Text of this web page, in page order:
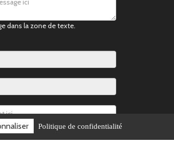
dans la zone de texte.
Politique de confidentialité